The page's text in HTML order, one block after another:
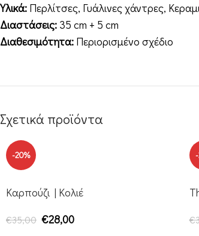
Υλικά: Περλίτσες, Γυάλινες χάντρες,
Διαστάσεις: 35 cm + 5 cm
Διαθεσιμότητα: Περιορισμένο σχέδιο
Σχετικά προϊόντα
-20%
Καρπούζι | Κολιέ
€35,00 €28,00 €